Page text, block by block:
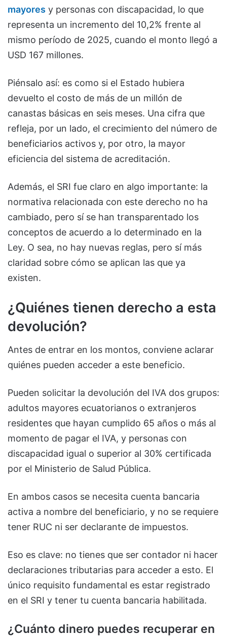
mayores y personas con discapacidad, lo que
representa un incremento del 10,2% frente al
mismo período de 2025, cuando el monto llegó a
USD 167 millones.
Piénsalo así: es como si el Estado hubiera
devuelto el costo de más de un millón de
canastas básicas en seis meses. Una cifra que
refleja, por un lado, el crecimiento del número de
beneficiarios activos y, por otro, la mayor
eficiencia del sistema de acreditación.
Además, el SRI fue claro en algo importante: la
normativa relacionada con este derecho no ha
cambiado, pero sí se han transparentado los
conceptos de acuerdo a lo determinado en la
Ley. O sea, no hay nuevas reglas, pero sí más
claridad sobre cómo se aplican las que ya
existen.
¿Quiénes tienen derecho a esta
devolución?
Antes de entrar en los montos, conviene aclarar
quiénes pueden acceder a este beneficio.
Pueden solicitar la devolución del IVA dos grupos:
adultos mayores ecuatorianos o extranjeros
residentes que hayan cumplido 65 años o más al
momento de pagar el IVA, y personas con
discapacidad igual o superior al 30% certificada
por el Ministerio de Salud Pública.
En ambos casos se necesita cuenta bancaria
activa a nombre del beneficiario, y no se requiere
tener RUC ni ser declarante de impuestos.
Eso es clave: no tienes que ser contador ni hacer
declaraciones tributarias para acceder a esto. El
único requisito fundamental es estar registrado
en el SRI y tener tu cuenta bancaria habilitada.
¿Cuánto dinero puedes recuperar en